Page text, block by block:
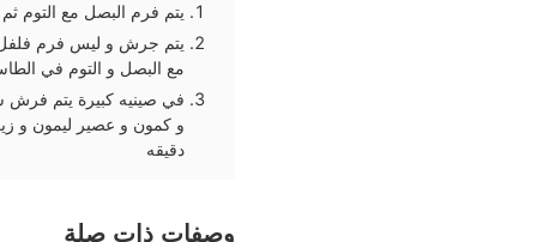
يتم فرم البصل مع التوم
يتم جرش و ليس فرم فلفل
مع البصل و التوم في
في صينيه كبيرة يتم فرش
دقيقه
وصفات ذات صلة